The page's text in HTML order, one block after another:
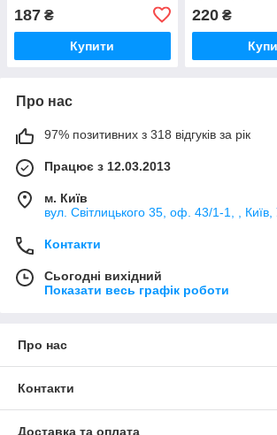
187 ₴
Купити
220₴
Про нас
97% позитивних з 318 відгуків за рік
Працює з 12.03.2013
м. Київ
вул. Світлицького 35, оф. 43/1-1, , Київ,
Контакти
Сьогодні вихідний
Показати весь графік роботи
Про нас
Контакти
Доставка та оплата